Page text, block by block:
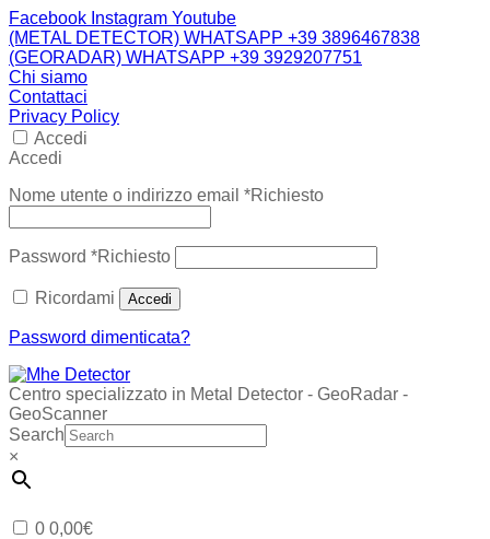
Facebook Instagram Youtube
(METAL DETECTOR) WHATSAPP +39 3896467838
(GEORADAR) WHATSAPP +39 3929207751
Chi siamo
Contattaci
Privacy Policy
Accedi
Accedi
Nome utente o indirizzo email *Richiesto
Password *Richiesto
Ricordami Accedi
Password dimenticata?
Centro specializzato in Metal Detector - GeoRadar -
GeoScanner
Search
×
0 0,00€